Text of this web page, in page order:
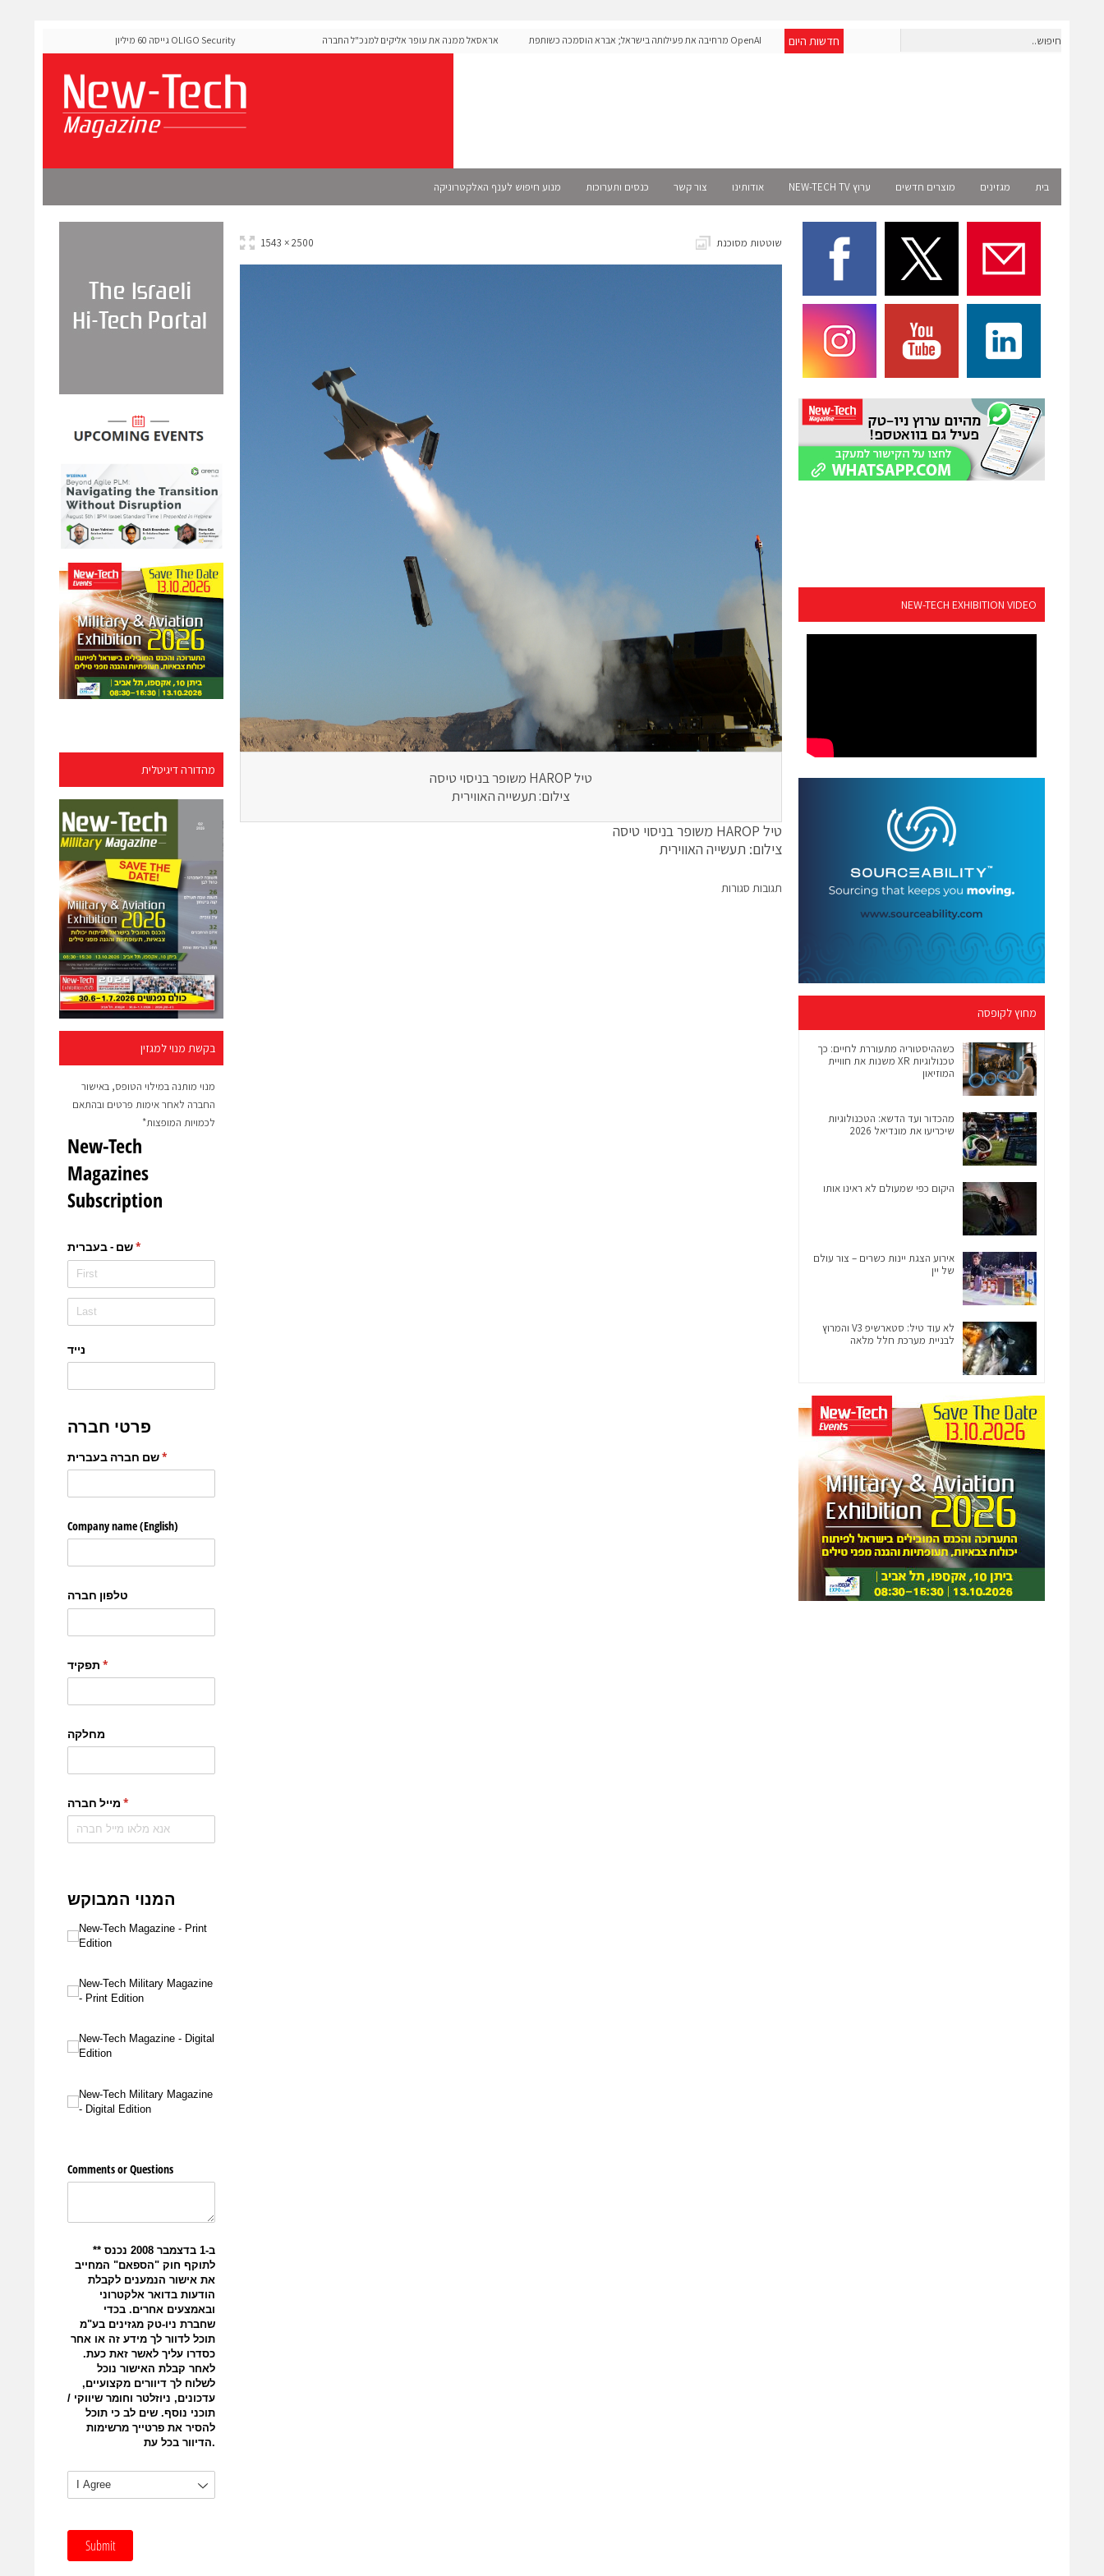
חדשות היום
חברת IAIG גייסה 6 מיליון דולר להקמת חברות תוכנה שנבנו מראש
OpenAI מרחיבה את פעילותה בישראל; אברא הוסמכה כשותפת
אראסאל ממנה את עופר אליקים למנכ"ל החברה
OLIGO Security גייסה 60 מיליון דולר להרחבת פלטפורמת אבטחת
בית מגזינים מוצרים חדשים ערוץ NEW-TECH TV אודותינו צור קשר כנסים ותערוכות מנוע חיפוש לענף האלקטרוניקה
מהדורה דיגיטלית
בקשת מנוי למגזין
מנוי מותנה במילוי הטופס, באישור
החברה לאחר אימות פרטים ובהתאם
לכמויות המופצות*
2500 × 1543 שוטטות מסוכנת
טיל HAROP משופר בניסוי טיסה
צילום: תעשייה האווירית
טיל HAROP משופר בניסוי טיסה
צילום: תעשייה האווירית
תגובות סגורות
NEW-TECH EXHIBITION VIDEO
מחוץ לקופסה
כשההיסטוריה מתעוררת לחיים: כך
טכנולוגיות XR משנות את חוויית
המוזיאון
מהכדור ועד הדשא: הטכנולוגיות
שיכריעו את מונדיאל 2026
היקום כפי שמעולם לא ראינו אותו
אירוע הצגת יינות כשרים – צור עולם
של יין
לא עוד טיל: סטארשיפ V3 והמרוץ
לבניית מערכת חלל מלאה